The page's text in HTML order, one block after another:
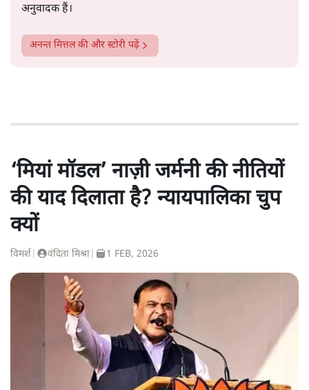
अनुवादक हैं।
अनन्त मित्तलकी और स्टोरी पढ़ें
‘मियां मॉडल’ नाज़ी जर्मनी की नीतियों
की याद दिलाता है? न्यायपालिका चुप
क्यों
विमर्श वंदिता मिश्रा 1 FEB, 2026